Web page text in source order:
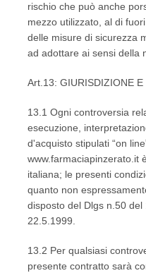
rischio che può anche
mezzo utilizzato, al di
delle misure di sicurezza
ad adottare ai sensi della
Art.13: GIURISDIZIONE
13.1 Ogni controversia
esecuzione,
d'acquisto stipulati “on
www.farmaciapinzerato.it
italiana; le presenti
quanto non
disposto del Dlgs n.50
22.5.1999.
13.2 Per qualsiasi
presente contratto sarà